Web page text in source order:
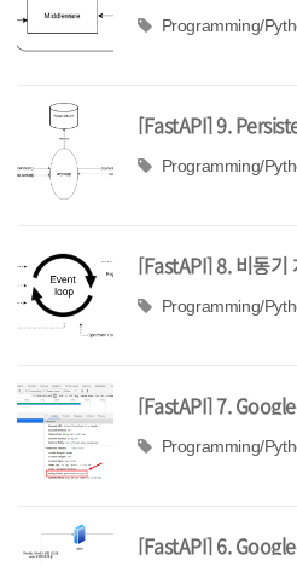
Programming/
[FastAPI] 9.
리 하는 방법
Programming/
[FastAPI] 8. 비동기
scoped_session이
Programming/
[FastAPI] 7.
OAuth2 인증 구현 2
Programming/
[FastAPI] 6.